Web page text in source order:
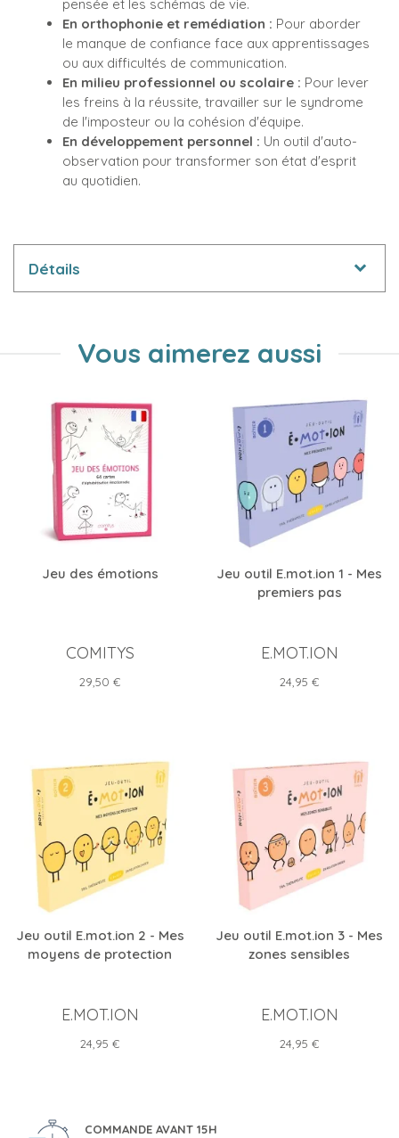
pensée et les schémas de vie.
En orthophonie et remédiation : Pour aborder
le manque de confiance face aux apprentissages
ou aux difficultés de communication.
En milieu professionnel ou scolaire : Pour lever
les freins à la réussite, travailler sur le syndrome
de l'imposteur ou la cohésion d'équipe.
En développement personnel : Un outil d'auto-
observation pour transformer son état d'esprit
au quotidien.
Détails
Vous aimerez aussi
Jeu des émotions
COMITYS
Prix
29,50 €
Jeu outil E.mot.ion 1 - Mes
premiers pas
E.MOT.ION
Prix
24,95 €
Jeu outil E.mot.ion 2 - Mes
moyens de protection
E.MOT.ION
Prix
24,95 €
Jeu outil E.mot.ion 3 - Mes
zones sensibles
E.MOT.ION
Prix
24,95 €
COMMANDE AVANT 15H